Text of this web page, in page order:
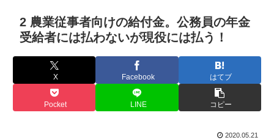
2 農業従事者向けの給付金。公務員の年金
受給者には払わないが現役には払う！
X Facebook はてブ
Pocket LINE コピー
2020.05.21